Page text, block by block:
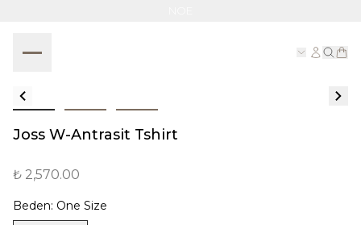
Joss W-Antrasit Tshirt
₺ 2,570.00
Beden: One Size